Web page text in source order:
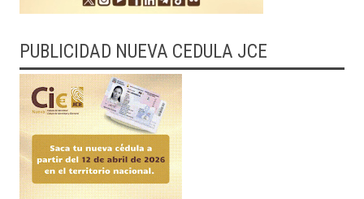
PUBLICIDAD NUEVA CEDULA JCE